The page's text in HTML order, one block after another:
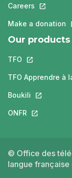
Careers This link
Make a donation
Our products
TFO This link will
TFO Apprendre à
Boukili This link
ONFR This link
© Office des
langue